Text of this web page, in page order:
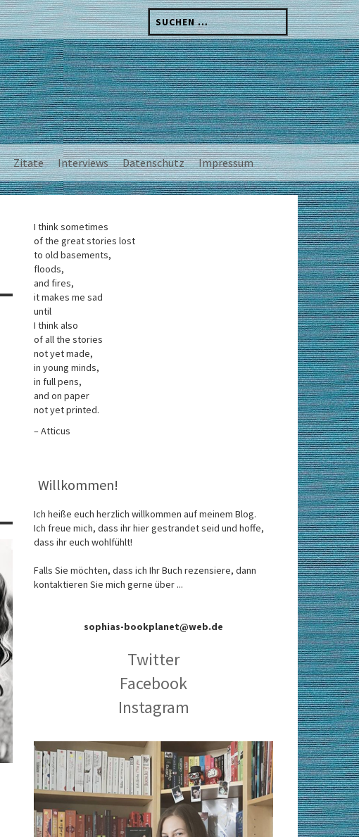
Suchen
nach:
Zitate Interviews Datenschutz Impressum
I think sometimes
of the great stories lost
to old basements,
floods,
and fires,
it makes me sad
until
I think also
of all the stories
not yet made,
in young minds,
in full pens,
and on paper
not yet printed.
– Atticus
Willkommen!
Ich heiße euch herzlich willkommen auf meinem Blog.
Ich freue mich, dass ihr hier gestrandet seid und hoffe,
dass ihr euch wohlfühlt!
Falls Sie möchten, dass ich Ihr Buch rezensiere, dann
kontaktieren Sie mich gerne über ...
sophias-bookplanet@web.de
Twitter
Facebook
Instagram